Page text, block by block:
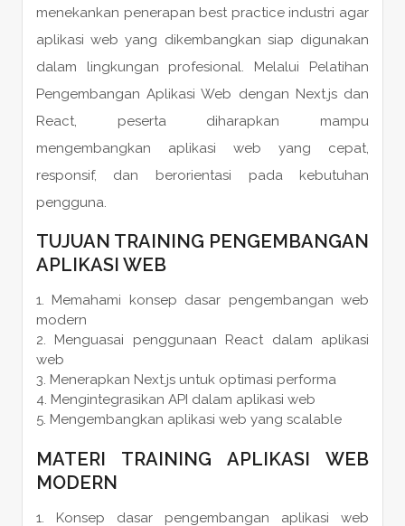
menekankan penerapan best practice industri agar
aplikasi web yang dikembangkan siap digunakan
dalam lingkungan profesional. Melalui Pelatihan
Pengembangan Aplikasi Web dengan Next.js dan
React, peserta diharapkan mampu
mengembangkan aplikasi web yang cepat,
responsif, dan berorientasi pada kebutuhan
pengguna.
TUJUAN TRAINING PENGEMBANGAN
APLIKASI WEB
Memahami konsep dasar pengembangan web
modern
Menguasai penggunaan React dalam aplikasi
web
Menerapkan Next.js untuk optimasi performa
Mengintegrasikan API dalam aplikasi web
Mengembangkan aplikasi web yang scalable
MATERI TRAINING APLIKASI WEB
MODERN
Konsep dasar pengembangan aplikasi web